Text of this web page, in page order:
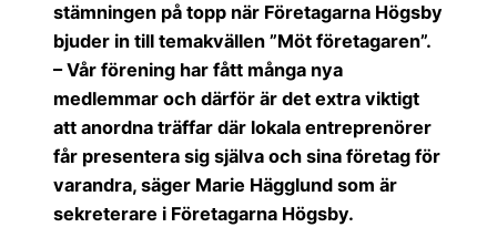
stämningen på topp när Företagarna Högsby
bjuder in till temakvällen ”Möt företagaren”.
– Vår förening har fått många nya
medlemmar och därför är det extra viktigt
att anordna träffar där lokala entreprenörer
får presentera sig själva och sina företag för
varandra, säger Marie Hägglund som är
sekreterare i Företagarna Högsby.